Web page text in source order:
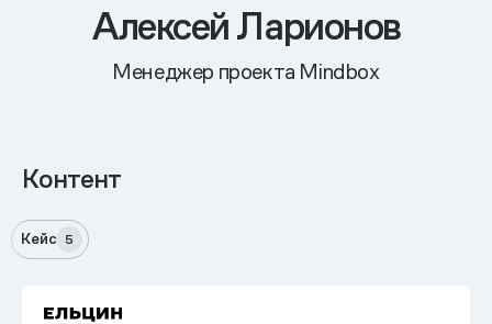
Алексей Ларионов
Менеджер проекта Mindbox
Контент
Кейс 5